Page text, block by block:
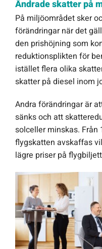
Ändrade skatter på
På miljöområdet sker
förändringar när det
den prishöjning som
reduktionsplikten för
istället flera olika
skatter på diesel inom
Andra förändringar är
sänks och att
solceller minskas. Från
flygskatten avskaffas
lägre priser på